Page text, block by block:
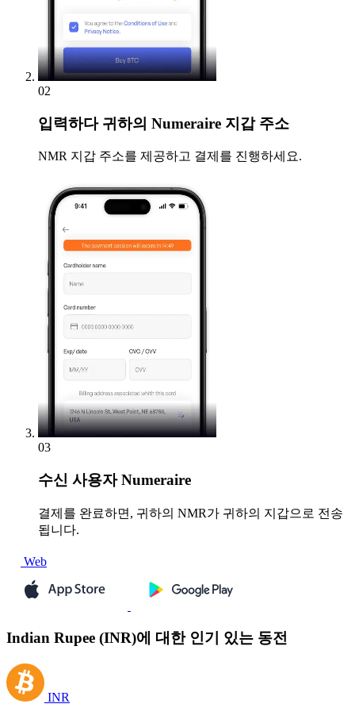
02
입력하다귀하의 Numeraire 지갑 주소
NMR 지갑 주소를 제공하고 결제를 진행하세요.
03
수신 사용자 Numeraire
결제를 완료하면, 귀하의 NMR가 귀하의 지갑으로 전송
됩니다.
Web
Indian Rupee (INR)에 대한 인기 있는 동전
INR